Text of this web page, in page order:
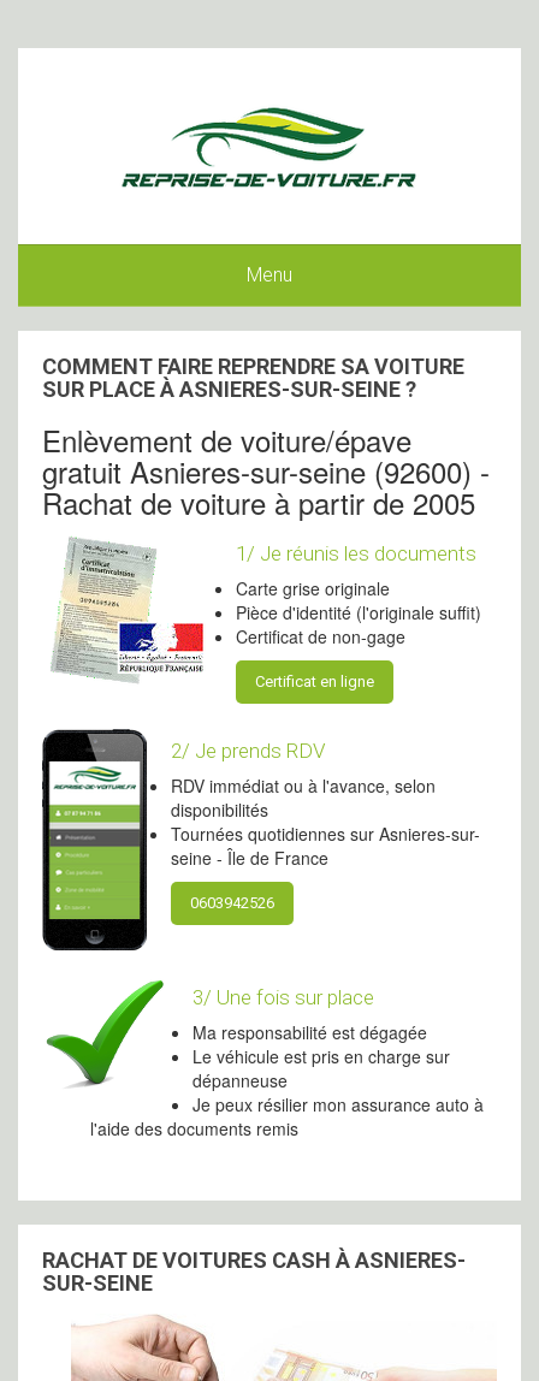
Menu
COMMENT FAIRE REPRENDRE SA VOITURE
SUR PLACE À ASNIERES-SUR-SEINE ?
Enlèvement de voiture/épave
gratuit Asnieres-sur-seine (92600) -
Rachat de voiture à partir de 2005
1/ Je réunis les documents
Carte grise originale
Pièce d'identité (l'originale suffit)
Certificat de non-gage
Certificat en ligne
2/ Je prends RDV
RDV immédiat ou à l'avance, selon
disponibilités
Tournées quotidiennes sur Asnieres-sur-
seine - Île de France
0603942526
3/ Une fois sur place
Ma responsabilité est dégagée
Le véhicule est pris en charge sur
dépanneuse
Je peux résilier mon assurance auto à
l'aide des documents remis
RACHAT DE VOITURES CASH À ASNIERES-
SUR-SEINE